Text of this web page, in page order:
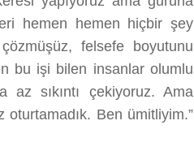
hemen hemen hiçbir şey
felsefe boyutunu
bu işi bilen insanlar olumlu
az sıkıntı çekiyoruz. Ama
Ben ümitliyim.”